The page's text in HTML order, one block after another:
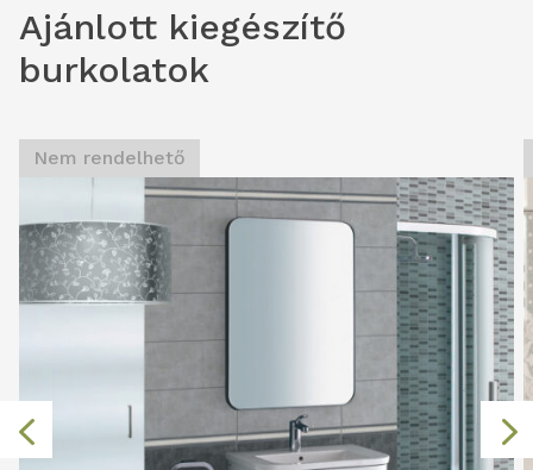
Ajánlott kiegészítő
burkolatok
Nem rendelhető